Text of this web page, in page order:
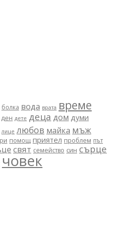
болка вода врата време
ден дете деца дом думи
лице любов майка мъж
помощ приятел проблем път
свят семейство син сърце
човек